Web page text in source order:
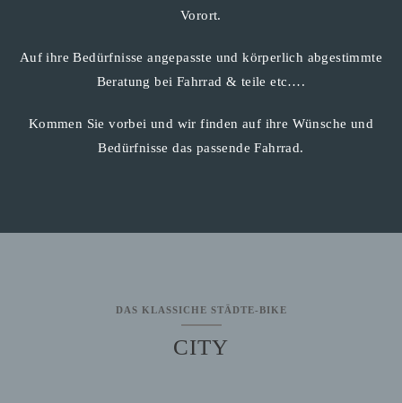
Vorort.
Auf ihre Bedürfnisse angepasste und körperlich abgestimmte
Beratung bei Fahrrad & teile etc….
Kommen Sie vorbei und wir finden auf ihre Wünsche und
Bedürfnisse das passende Fahrrad.
DAS KLASSICHE STÄDTE-BIKE
CITY